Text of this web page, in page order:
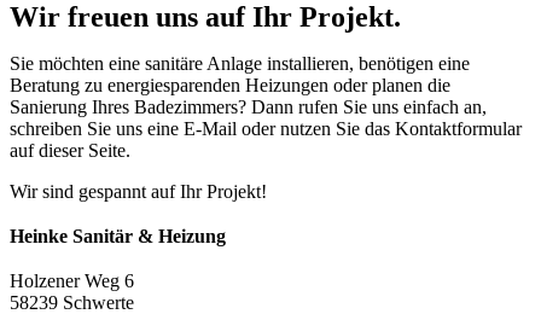
Wir freuen uns auf Ihr Projekt.
Sie möchten eine sanitäre Anlage installieren, benötigen eine
Beratung zu energiesparenden Heizungen oder planen die
Sanierung Ihres Badezimmers? Dann rufen Sie uns einfach an,
schreiben Sie uns eine E-Mail oder nutzen Sie das Kontaktformular
auf dieser Seite.
Wir sind gespannt auf Ihr Projekt!
Heinke Sanitär & Heizung
Holzener Weg 6
58239 Schwerte